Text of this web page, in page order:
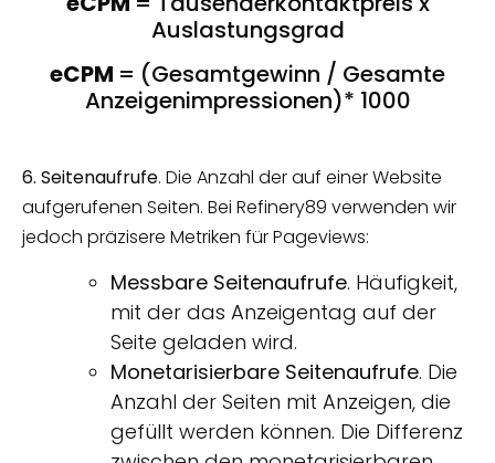
Auslastungsgrad
eCPM = (Gesamtgewinn / Gesamte
Anzeigenimpressionen)* 1000
6. Seitenaufrufe. Die Anzahl der auf einer Website
aufgerufenen Seiten. Bei Refinery89 verwenden wir
jedoch präzisere Metriken für Pageviews:
Messbare Seitenaufrufe. Häufigkeit,
mit der das Anzeigentag auf der
Seite geladen wird.
Monetarisierbare Seitenaufrufe. Die
Anzahl der Seiten mit Anzeigen, die
gefüllt werden können. Die Differenz